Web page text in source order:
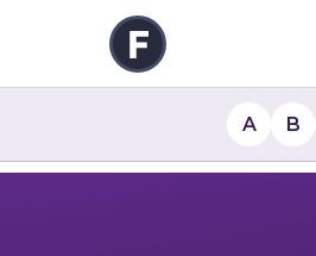
A B